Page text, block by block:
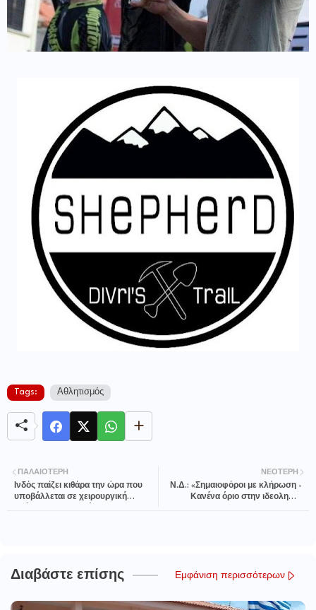
Tags: Αθλητισμός
ΝΕΌΤΕΡΗ
Ν.Δ.: «Σημαιοφόροι με κλήρωση -
Κανένα όριο στην ιδεοληψία
ΠΑΛΑΙΌΤΕΡΗ
Ινδός παίζει κιθάρα την ώρα που
υποβάλλεται σε χειρουργική
Διαβάστε επίσης Εμφάνιση περισσότερων